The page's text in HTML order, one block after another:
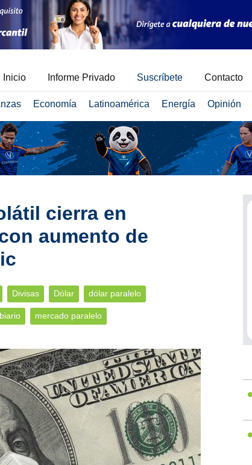
Inicio Informe Privado Suscríbete Contacto
Economía Latinoamérica Energía Opinión
cierra en
aumento de
Divisas Dólar dólar paralelo
mercado paralelo